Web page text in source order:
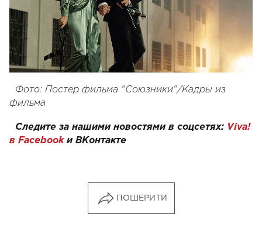
Фото: Постер фильма "Союзники"/Кадры из
фильма
Следите за нашими новостями в соцсетях: Viva!
в Facebookи ВКонтакте
ПОШЕРИТИ